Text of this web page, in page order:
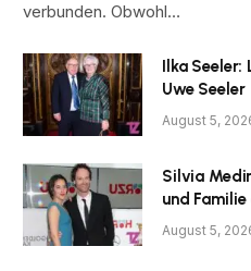
verbunden. Obwohl…
Ilka
Uwe Seeler
August 5,
Silvia
und
August 5,